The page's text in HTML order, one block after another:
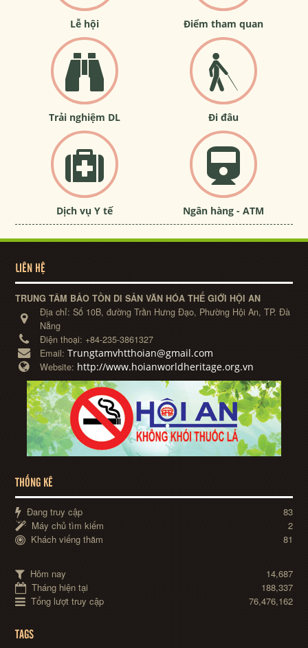
Lễ hội Điểm tham quan
Trải nghiệm DL Đi đâu
Dịch vụ Y tế Ngân hàng - ATM
LIÊN HỆ
TRUNG TÂM BẢO TỒN DI SẢN VĂN HÓA THẾ GIỚI HỘI AN
Địa chỉ:Số 10B, đường Trần Hưng Đạo, Phường Hội An, TP. Đà
Nẵng
Điện thoại: +84-235-3861327
Email:Trungtamvhtthoian@gmail.com
Website: http://www.hoianworldheritage.org.vn
THỐNG KÊ
Đang truy cập
83
Máy chủ tìm kiếm
2
Khách viếng thăm
81
Hôm nay
14,687
Tháng hiện tại
188,337
Tổng lượt truy cập
76,476,162
TAGS